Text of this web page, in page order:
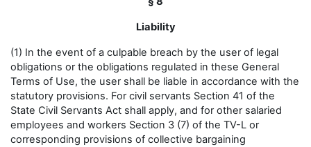
Liability
(1) In the event of a culpable breach by the user of legal
obligations or the obligations regulated in these General
Terms of Use, the user shall be liable in accordance with the
statutory provisions. For civil servants Section 41 of the
State Civil Servants Act shall apply, and for other salaried
employees and workers Section 3 (7) of the TV-L or
corresponding provisions of collective bargaining